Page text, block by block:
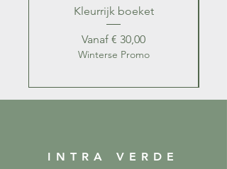
Kleurrijk boeket
Vanaf € 30,00
Verkoopprijs
Winterse Promo
INTRA VERDE